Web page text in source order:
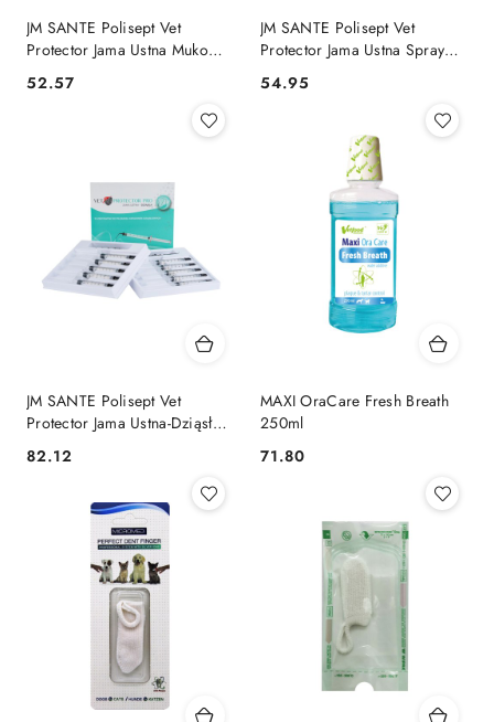
JM SANTE Polisept Vet
Protector Jama Ustna Muko
15ml
Cena:
52.57
JM SANTE Polisept Vet
Protector Jama Ustna Spray
30ml
Cena:
54.95
JM SANTE Polisept Vet
Protector Jama Ustna-Dziąsła
Cena:
82.12
MAXI OraCare Fresh Breath
250ml
Cena:
71.80